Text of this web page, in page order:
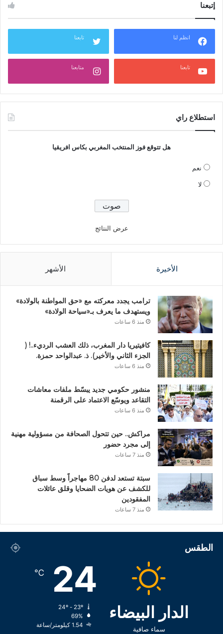
إتبعنا
انظم لنا تابعنا
تابعنا متابعنا
استطلاع راي
هل تتوقع فوز المنتخب المغربي بكاس افريقيا
نعم
لا
عرض النتائج
الأخيرة الأشهر
ترامب يجدد معركته مع «حق المواطنة بالولادة»
ويستهدف ما يعرف بـ«سياحة الولادة»
منذ 6 ساعات
كافيتيريا دار المغرب، ذلك العشب الرديء..! (
الجزء الثاني والأخير). ذ. عبدالواحد حمزة.
منذ 6 ساعات
منشور حكومي جديد يبسّط ملفات معاشات
التقاعد ويوسّع الاعتماد على الرقمنة
منذ 6 ساعات
مراكش.. حين تتحول الصحافة من مسؤولية مهنية
إلى مجرد حضور
منذ 7 ساعات
سبتة تستعد لدفن 80 مهاجراً وسط سباق
للكشف عن هويات الضحايا وقلق عائلات
المفقودين
منذ 7 ساعات
الطقس
الدار البيضاء
سماء صافية
24
℃
69%
1.54 كيلومتر/ساعة